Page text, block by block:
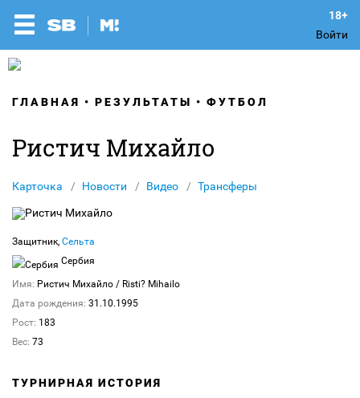
Войти
ГЛАВНАЯ РЕЗУЛЬТАТЫ ФУТБОЛ
Ристич Михайло
Карточка Новости Видео Трансферы
Защитник, Сельта
Сербия
Имя: Ристич Михайло / Risti? Mihailo
Дата рождения: 31.10.1995
Рост: 183
Вес: 73
ТУРНИРНАЯ ИСТОРИЯ